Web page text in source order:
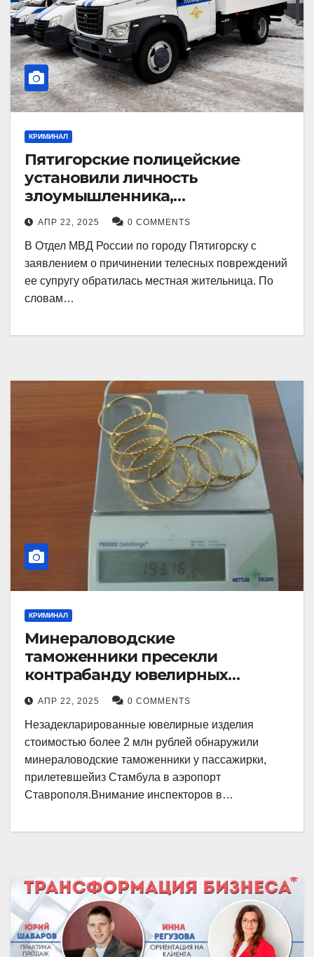
КРИМИНАЛ
Пятигорские полицейские
установили личность
злоумышленника,
причинившего телесные
повреждения местному жителю
АПР 22, 2025 0 COMMENTS
В Отдел МВД России по городу Пятигорску с
заявлением о причинении телесных повреждений
ее супругу обратилась местная жительница. По
словам…
КРИМИНАЛ
Минераловодские
таможенники пресекли
контрабанду ювелирных
изделий на 2 млн рублей
АПР 22, 2025 0 COMMENTS
Незадекларированные ювелирные изделия
стоимостью более 2 млн рублей обнаружили
минераловодские таможенники у пассажирки,
прилетевшейиз Стамбула в аэропорт
Ставрополя.Внимание инспекторов в…